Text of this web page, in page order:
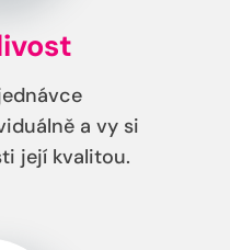
a vy si
její kvalitou.